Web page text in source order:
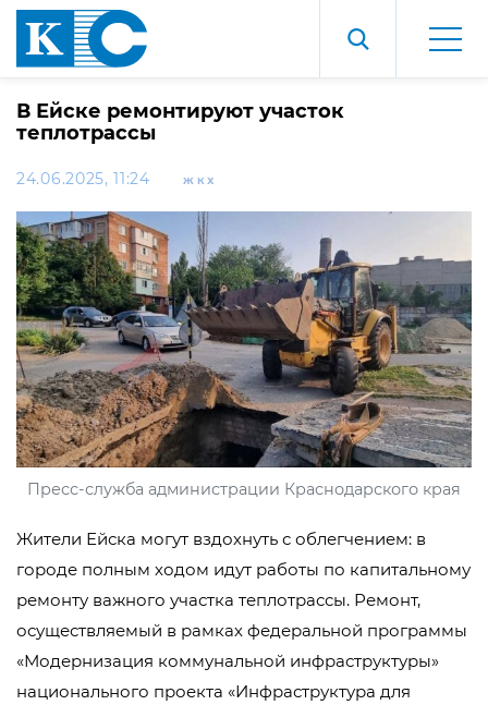
В Ейске ремонтируют участок
теплотрассы
24.06.2025, 11:24 ЖКХ
Пресс-служба администрации Краснодарского края
Жители Ейска могут вздохнуть с облегчением: в
городе полным ходом идут работы по капитальному
ремонту важного участка теплотрассы. Ремонт,
осуществляемый в рамках федеральной программы
«Модернизация коммунальной инфраструктуры»
национального проекта «Инфраструктура для